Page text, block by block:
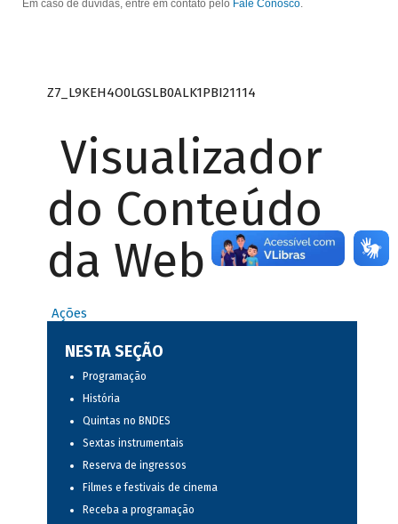
Em caso de dúvidas, entre em contato pelo Fale Conosco.
Z7_L9KEH4O0LGSLB0ALK1PBI21114
Visualizador
do Conteúdo
da Web
Ações
NESTA SEÇÃO
Programação
História
Quintas no BNDES
Sextas instrumentais
Reserva de ingressos
Filmes e festivais de cinema
Receba a programação